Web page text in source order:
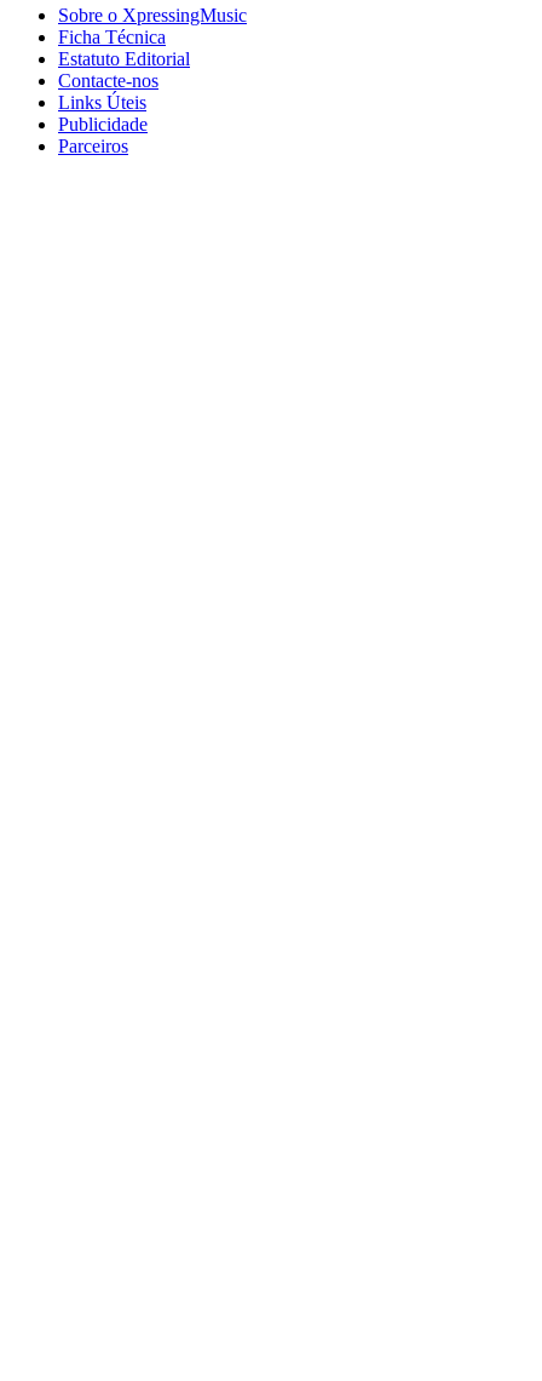
Sobre o XpressingMusic
Ficha Técnica
Estatuto Editorial
Contacte-nos
Links Úteis
Publicidade
Parceiros